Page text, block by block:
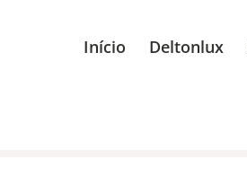
Início Deltonlux